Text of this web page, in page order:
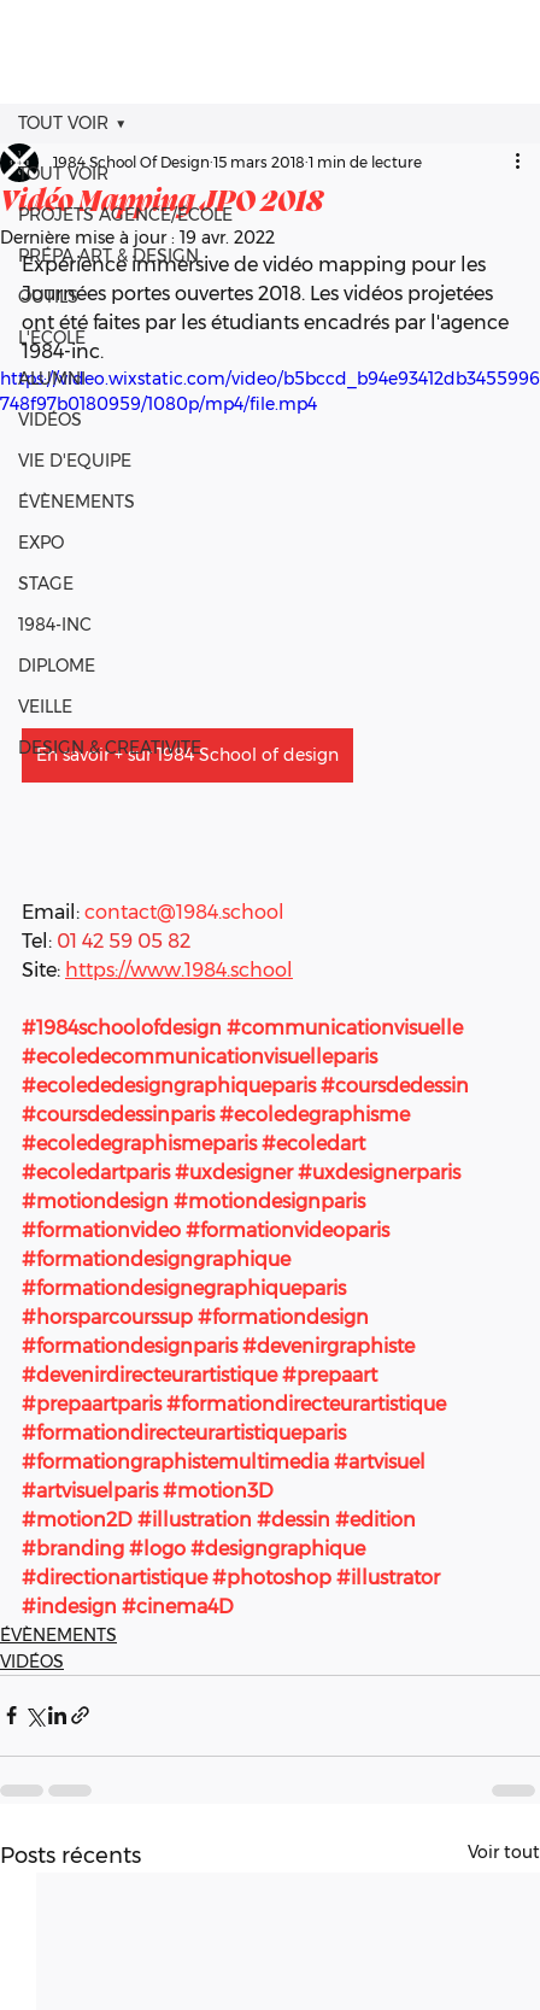
TOUT VOIR
PROJETS AGENCE/ÉCOLE
PRÉPA ART & DESIGN
OUTILS
L'ÉCOLE
ALUMNI
VIDÉOS
VIE D'EQUIPE
ÉVÈNEMENTS
EXPO
STAGE
1984-INC
DIPLOME
VEILLE
DESIGN & CREATIVITE
TOUT VOIR
Vidéo Mapping JPO 2018
1984 School Of Design 15 mars 2018 1 min de lecture
Dernière mise à jour : 19 avr. 2022
Expérience immersive de vidéo mapping pour les
Journées portes ouvertes 2018. Les vidéos projetées
ont été faites par les étudiants encadrés par l'agence
1984-inc.
https://video.wixstatic.com/video/b5bccd_b94e93412db3455996
748f97b0180959/1080p/mp4/file.mp4
En savoir + sur 1984 School of design
Email: contact@1984.school
Tel: 01 42 59 05 82
Site: https://www.1984.school
#1984schoolofdesign #communicationvisuelle
#ecoledecommunicationvisuelleparis
#ecolededesigngraphiqueparis #coursdedessin
#coursdedessinparis #ecoledegraphisme
#ecoledegraphismeparis #ecoledart
#ecoledartparis #uxdesigner #uxdesignerparis
#motiondesign #motiondesignparis
#formationvideo #formationvideoparis
#formationdesigngraphique
#formationdesignegraphiqueparis
#horsparcourssup #formationdesign
#formationdesignparis #devenirgraphiste
#devenirdirecteurartistique #prepaart
#prepaartparis #formationdirecteurartistique
#formationdirecteurartistiqueparis
#formationgraphistemultimedia #artvisuel
#artvisuelparis #motion3D
#motion2D #illustration #dessin #edition
#branding #logo #designgraphique
#directionartistique #photoshop #illustrator
#indesign #cinema4D
ÉVÈNEMENTS
VIDÉOS
Posts récents Voir tout